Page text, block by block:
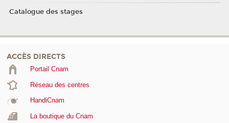
Catalogue des stages
ACCÈS DIRECTS
Portail Cnam
Réseau des centres
HandiCnam
La boutique du Cnam